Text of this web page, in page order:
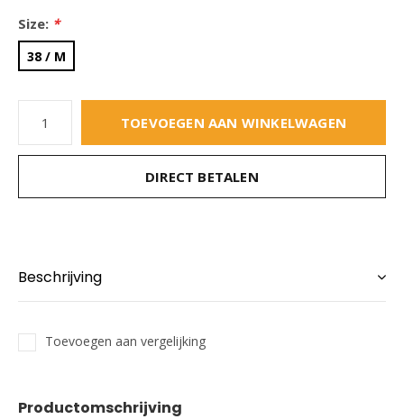
Size: *
38 / M
TOEVOEGEN AAN WINKELWAGEN
DIRECT BETALEN
Beschrijving
Toevoegen aan vergelijking
Productomschrijving